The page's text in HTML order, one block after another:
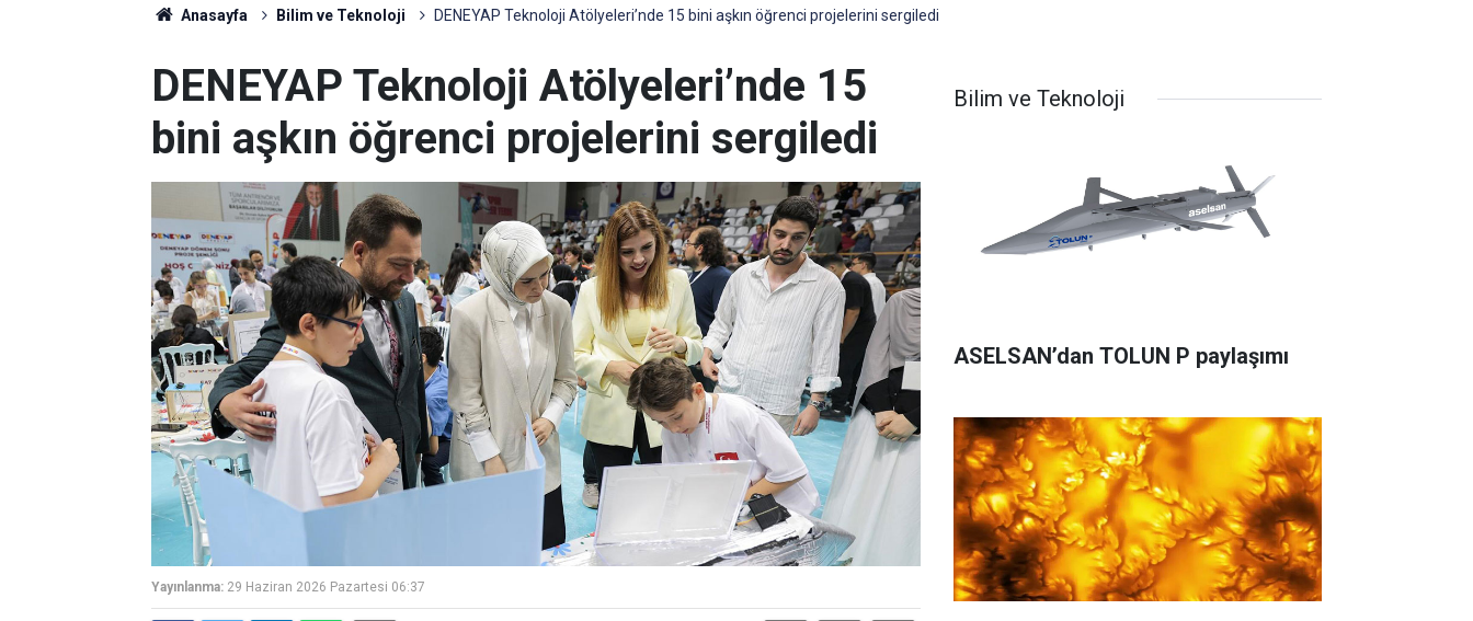
Anasayfa Bilim ve Teknoloji DENEYAP Teknoloji Atölyeleri’nde 15 bini aşkın öğrenci projelerini sergiledi
DENEYAP Teknoloji Atölyeleri’nde 15
bini aşkın öğrenci projelerini sergiledi
Yayınlanma: 29 Haziran 2026 Pazartesi 06:37
Bilim ve Teknoloji
ASELSAN’dan TOLUN P paylaşımı